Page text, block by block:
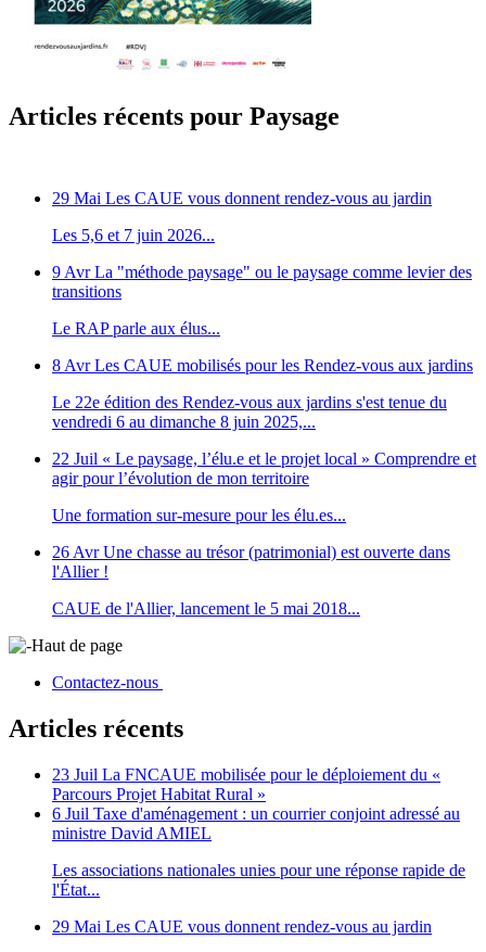
Articles récents pour Paysage
29 Mai Les CAUE vous donnent rendez-vous au jardin
Les 5,6 et 7 juin 2026...
9 Avr La "méthode paysage" ou le paysage comme levier des
transitions
Le RAP parle aux élus...
8 Avr Les CAUE mobilisés pour les Rendez-vous aux jardins
Le 22e édition des Rendez-vous aux jardins s'est tenue du
vendredi 6 au dimanche 8 juin 2025,...
22 Juil « Le paysage, l’élu.e et le projet local » Comprendre et
agir pour l’évolution de mon territoire
Une formation sur-mesure pour les élu.es...
26 Avr Une chasse au trésor (patrimonial) est ouverte dans
l'Allier !
CAUE de l'Allier, lancement le 5 mai 2018...
Haut de page
Contactez-nous
Articles récents
23 Juil La FNCAUE mobilisée pour le déploiement du «
Parcours Projet Habitat Rural »
6 Juil Taxe d'aménagement : un courrier conjoint adressé au
ministre David AMIEL
Les associations nationales unies pour une réponse rapide de
l'État...
29 Mai Les CAUE vous donnent rendez-vous au jardin